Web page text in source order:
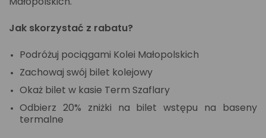
Jak skorzystać z rabatu?
Podróżuj pociągami Kolei Małopolskich
Zachowaj swój bilet kolejowy
Okaż bilet w kasie Term Szaflary
Odbierz 20% zniżki na bilet wstępu na baseny
termalne